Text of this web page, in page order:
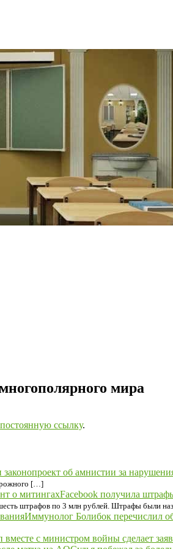
мира
постоянную ссылку.
законопроект об амнистии за
[…]
Facebook получила
штрафов по 3 млн рублей. Штрафы были
Иммунолог Болибок перечислил
вместе с министром войны сделает